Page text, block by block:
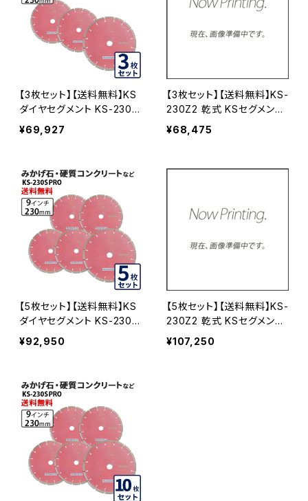
【3枚セット】【送料無料】KS
ダイヤセグメント KS-230S
プロ 9インチ みかげ石・硬
質コンクリートなど (ks-23
¥69,927
【3枚セット】【送料無料】KS-
230Z2 乾式 KSセグメント
ゼットツー 9インチ 230mm
コンクリート・ブロックなど
ー 刃 ダイヤセグメント ks-
¥68,475
【5枚セット】【送料無料】KS
ダイヤセグメント KS-230S
プロ 9インチ みかげ石・硬
質コンクリートなど (ks-23
¥92,950
【5枚セット】【送料無料】KS-
230Z2 乾式 KSセグメント
ゼットツー 9インチ コンクリ
ート・ブロックなどの切断
¥107,250